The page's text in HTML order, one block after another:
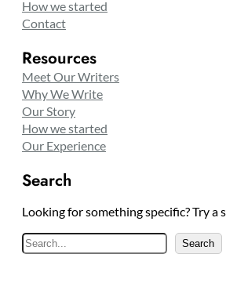
How we started
Contact
Resources
Meet Our Writers
Why We Write
Our Story
How we started
Our Experience
Search
Looking for something specific? Try a
S
e
Search